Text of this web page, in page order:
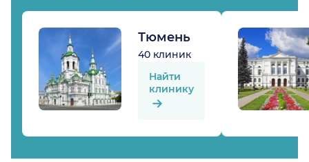
Тюмень
40 клиник
Найти
клинику